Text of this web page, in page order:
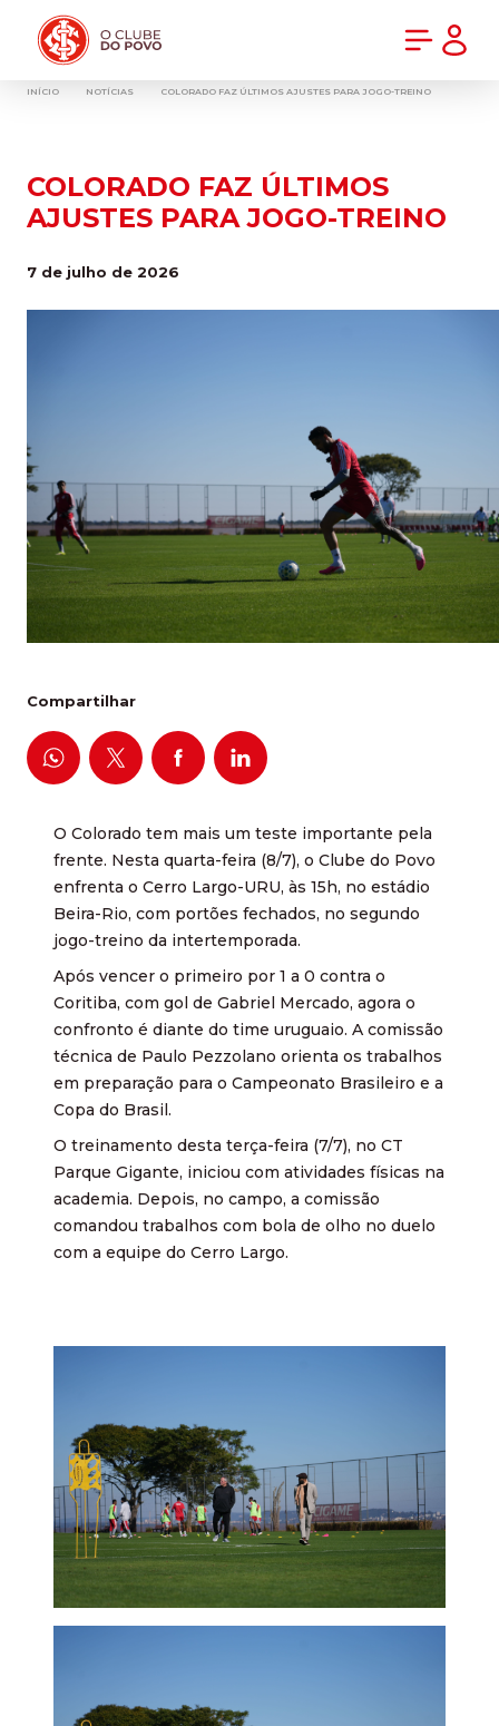
INÍCIO NOTÍCIAS COLORADO FAZ ÚLTIMOS AJUSTES PARA JOGO-TREINO
COLORADO FAZ ÚLTIMOS
AJUSTES PARA JOGO-TREINO
7 de julho de 2026
Compartilhar
O Colorado tem mais um teste importante pela
frente. Nesta quarta-feira (8/7), o Clube do Povo
enfrenta o Cerro Largo-URU, às 15h, no estádio
Beira-Rio, com portões fechados, no segundo
jogo-treino da intertemporada.
Após vencer o primeiro por 1 a 0 contra o
Coritiba, com gol de Gabriel Mercado, agora o
confronto é diante do time uruguaio. A comissão
técnica de Paulo Pezzolano orienta os trabalhos
em preparação para o Campeonato Brasileiro e a
Copa do Brasil.
O treinamento desta terça-feira (7/7), no CT
Parque Gigante, iniciou com atividades físicas na
academia. Depois, no campo, a comissão
comandou trabalhos com bola de olho no duelo
com a equipe do Cerro Largo.